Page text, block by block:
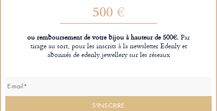
500 €
ou remboursement de votre bijou à hauteur de 500€.Par
tirage au sort, pour les inscrits à la newsletter Edenly et
abonnés de edenly.jewellery sur les réseaux